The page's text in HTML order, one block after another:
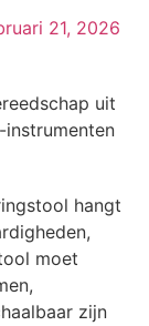
21, 2026
hangt
moet
zijn